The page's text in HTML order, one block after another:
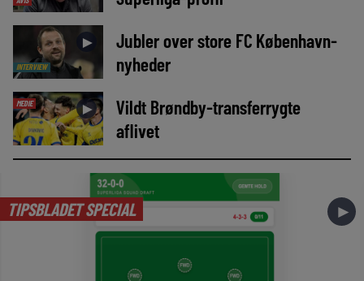
INTERVIEW
►
Jubler over store FC København-
nyheder
MEDIE ►
Vildt Brøndby-transferrygte
aflivet
TIPSBLADET SPECIAL ►